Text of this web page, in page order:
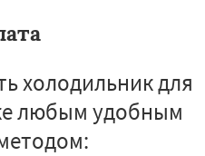
холодильник для
любым удобным